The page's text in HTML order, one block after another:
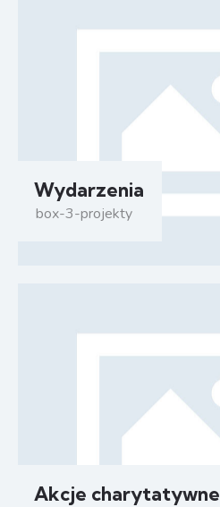
Wydarzenia
box-3-projekty
Akcje charytatywne